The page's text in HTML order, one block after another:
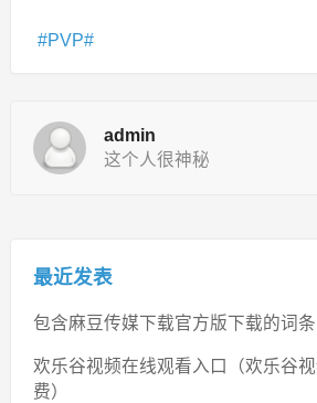
PVP
admin
这个人很神秘
最近发表
包含麻豆传媒下载官方版下载的词条
欢乐谷视频在线观看入口（欢乐谷
费）